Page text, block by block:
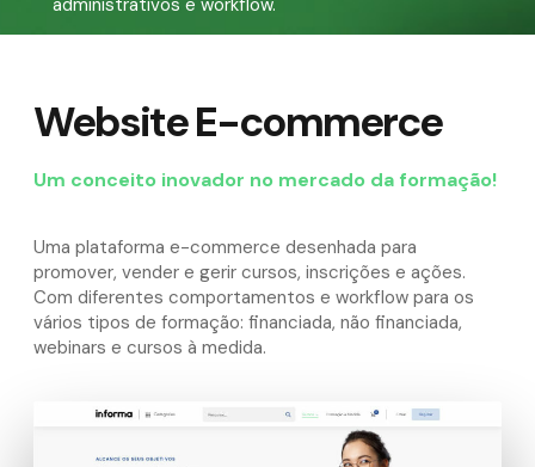
Website E-commerce
Um conceito inovador no mercado da formação!
Uma plataforma e-commerce desenhada para
promover, vender e gerir cursos, inscrições e ações.
Com diferentes comportamentos e workflow para os
vários tipos de formação: financiada, não financiada,
webinars e cursos à medida.